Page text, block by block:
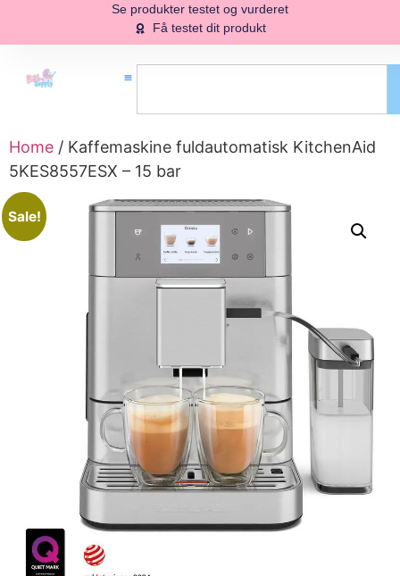
Se produkter testet og vurderet
Få testet dit produkt
Home / Kaffemaskine fuldautomatisk KitchenAid
5KES8557ESX – 15 bar
Sale!